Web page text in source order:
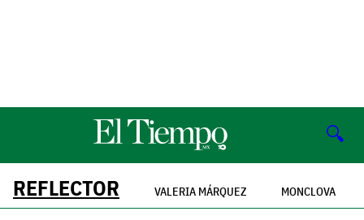
🔍
REFLECTOR VALERIA MÁRQUEZ MONCLOVA